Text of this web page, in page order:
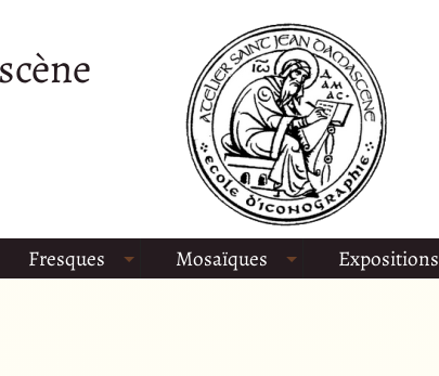
Fresques Mosaïques Expositions